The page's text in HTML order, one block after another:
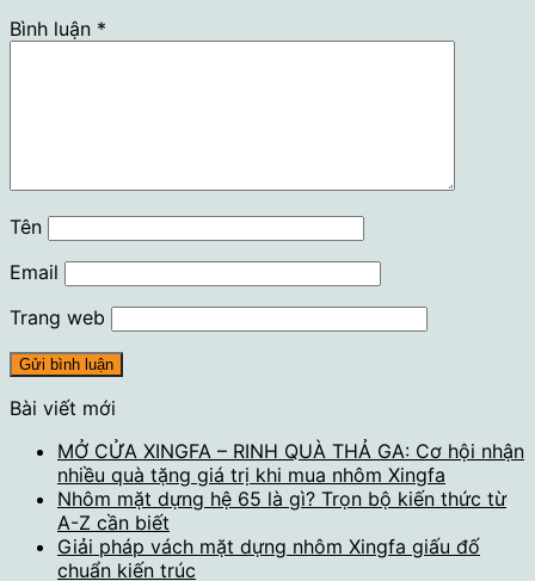
Bình luận *
Tên
Email
Trang web
Bài viết mới
MỞ CỬA XINGFA – RINH QUÀ THẢ GA: Cơ hội nhận
nhiều quà tặng giá trị khi mua nhôm Xingfa
Nhôm mặt dựng hệ 65 là gì? Trọn bộ kiến thức từ
A-Z cần biết
Giải pháp vách mặt dựng nhôm Xingfa giấu đố
chuẩn kiến trúc